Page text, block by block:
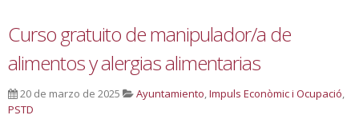
Curso gratuito de manipulador/a de
alimentos y alergias alimentarias
20 de marzo de 2025 Ayuntamiento,Impuls Econòmic i Ocupació,
PSTD